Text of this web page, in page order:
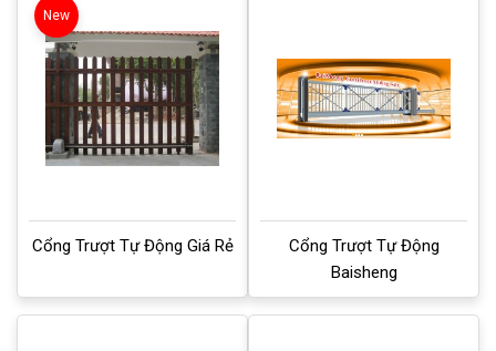
New
Cổng Trượt Tự Động Giá Rẻ
Cổng Trượt Tự Động
Baisheng